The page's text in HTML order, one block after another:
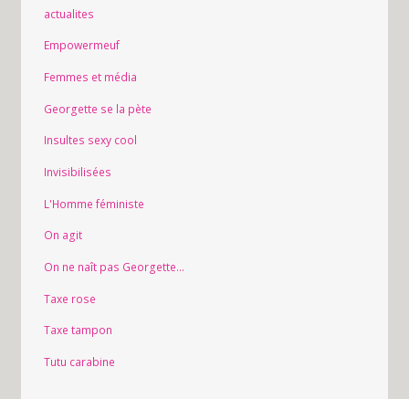
actualites
Empowermeuf
Femmes et média
Georgette se la pète
Insultes sexy cool
Invisibilisées
L'Homme féministe
On agit
On ne naît pas Georgette…
Taxe rose
Taxe tampon
Tutu carabine